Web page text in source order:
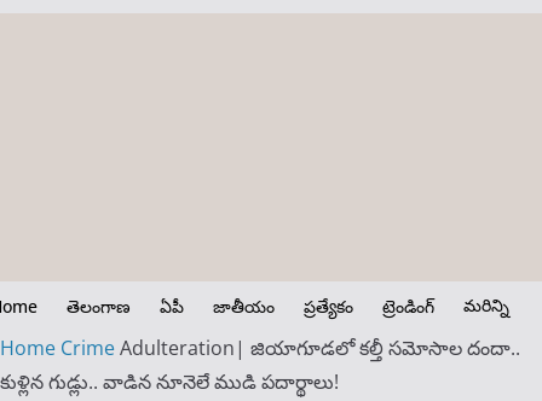
తెలంగాణ ఏపీ జాతీయం ప్రత్యేకం ట్రెండింగ్ మరిన్ని
Home CrimeAdulteration| జియాగూడలో కల్తీ సమోసాల దందా..
కుళ్లిన గుడ్లు.. వాడిన నూనెలే ముడి పదార్థాలు!